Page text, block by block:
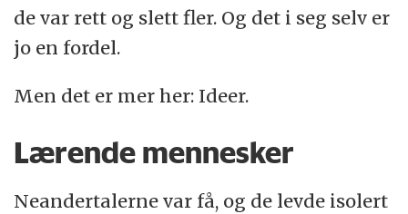
de var rett og slett fler. Og det i seg selv er
jo en fordel.
Men det er mer her: Ideer.
Lærende mennesker
Neandertalerne var få, og de levde isolert